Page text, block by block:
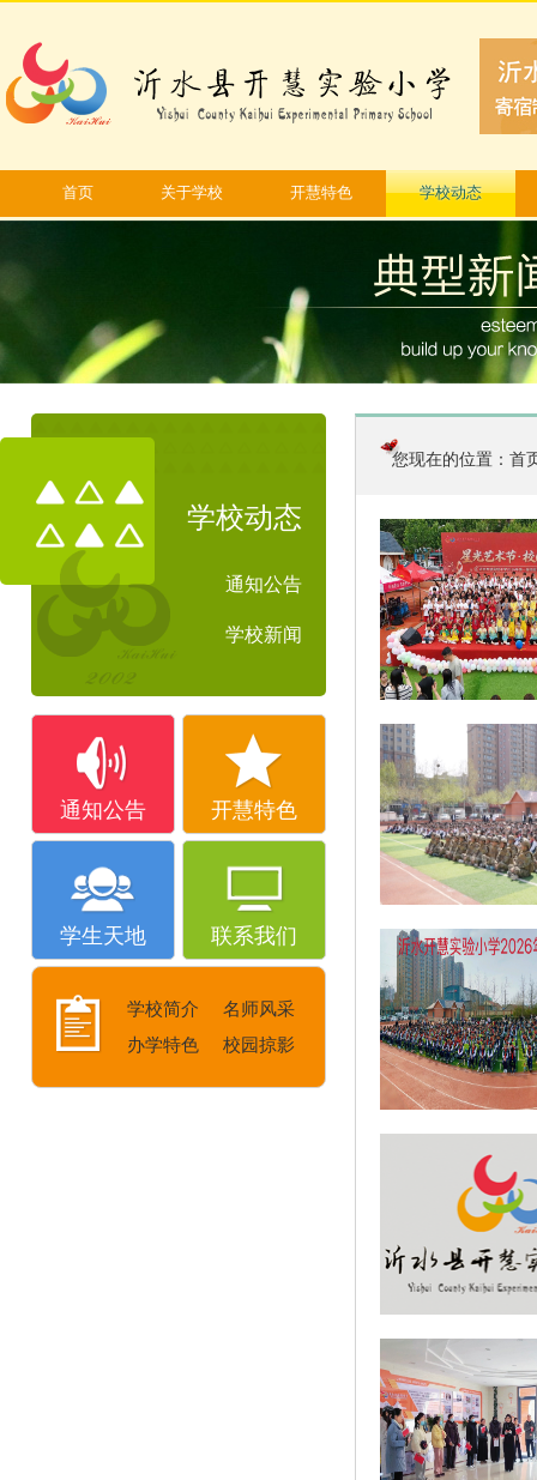
首页 关于学校 开慧特色 学校动态
学校动态
通知公告
学校新闻
通知公告 开慧特色
学生天地 联系我们
学校简介
名师风采
办学特色
校园掠影
您现在的位置： 首